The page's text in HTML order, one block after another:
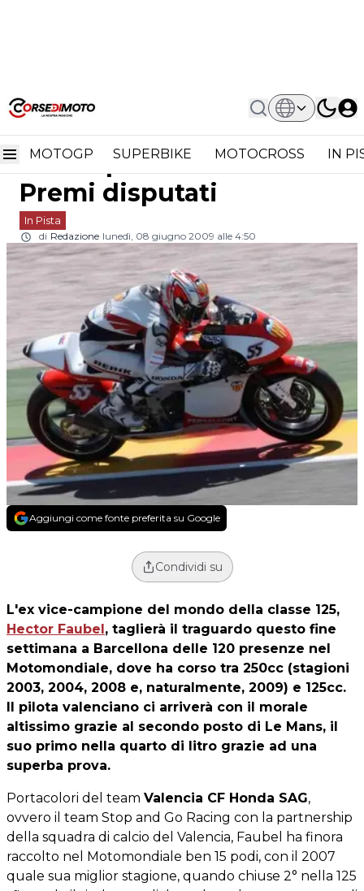
MOTOGP SUPERBIKE MOTOCROSS IN
Home In Pista
250cc: Hector Faubel Verso Quota 120
250cc: Hector Faubel
verso quota 120 Gran
Premi disputati
In Pista
di Redazione lunedì, 08 giugno 2009 alle 4:50
Aggiungi come fonte preferita su Google
Condividi su
L'ex vice-campione del mondo della classe 125,
Hector Faubel , taglierà il traguardo questo fine
settimana a Barcellona delle 120 presenze nel
Motomondiale, dove ha corso tra 250cc (stagioni
2003, 2004, 2008 e, naturalmente, 2009) e 125cc.
Il pilota valenciano ci arriverà con il morale
altissimo grazie al secondo posto di Le Mans, il
suo primo nella quarto di litro grazie ad una
superba prova.
Portacolori del team Valencia CF Honda SAG,
ovvero il team Stop and Go Racing con la partnership
della squadra di calcio del Valencia, Faubel ha finora
raccolto nel Motomondiale ben 15 podi, con il 2007
quale sua miglior stagione, quando chiuse 2° nella 125